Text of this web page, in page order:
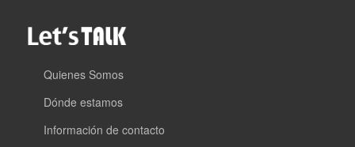
Quienes Somos
Dónde estamos
Información de contacto